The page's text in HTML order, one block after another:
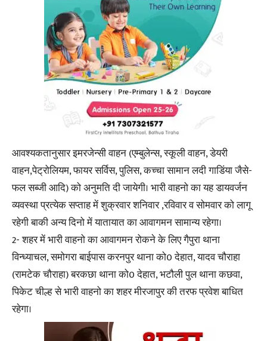
आवश्यकतानुसार इमरजेन्सी वाहन (एम्बुलेन्स, स्कूली वाहन, डेयरी
वाहन,पेट्रोलियम, फायर सर्विस, पुलिस, कच्चा सामान लदी गाडिंया जैसे-
फल सब्जी आदि) को अनुमति दी जायेगी। भारी वाहनो का यह डायवर्जन
व्यवस्था प्रत्येक सप्ताह में शुक्रवार शनिवार ,रविवार व सोमवार को लागू
रहेगी बाकी अन्य दिनो में यातायात का आवागमन सामान्य रहेगा।
2- शहर में भारी वाहनो का आवागमन रोकने के लिए गैपुरा थाना
विन्ध्याचल, समोगरा बाईपास करनपुर थाना को0 देहात, यादव चौराहा
(रामटेक चौराहा) बरकछा थाना को0 देहात, भटौली पुल थाना कछवा,
पिकेट चील्ह से भारी वाहनो का शहर मीरजापुर की तरफ प्रवेश बाधित
रहेगा।